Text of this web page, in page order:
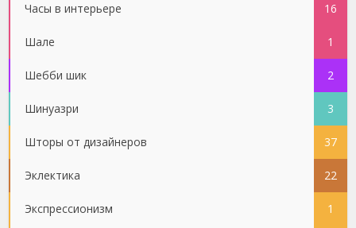
Часы в интерьере 16
Шале 1
Шебби шик 2
Шинуазри 3
Шторы от дизайнеров 37
Эклектика 22
Экспрессионизм 1